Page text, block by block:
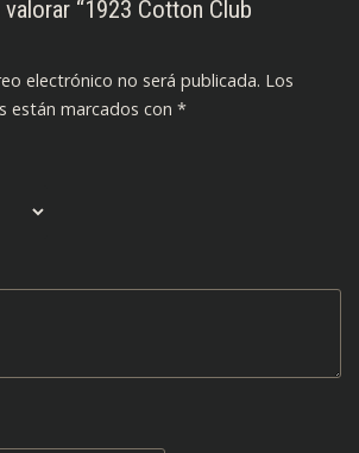
“1923 Cotton Club
electrónico no será publicada. Los
están marcados con *